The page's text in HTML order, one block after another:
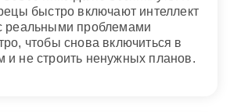
быстро включают интеллект
реальными проблемами
чтобы снова включиться в
и не строить ненужных планов.